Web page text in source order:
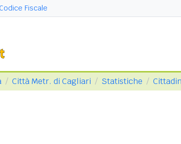
Fiscale
Città Metr. di Cagliari Statistiche